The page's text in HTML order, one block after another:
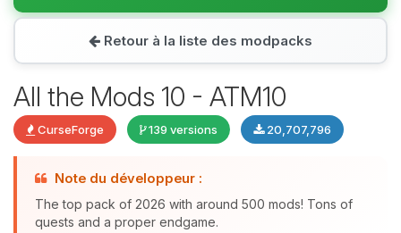
Retour à la liste des modpacks
All the Mods 10 - ATM10
CurseForge 139 versions 20,707,796
Note du développeur :
The top pack of 2026 with around 500 mods! Tons of
quests and a proper endgame.